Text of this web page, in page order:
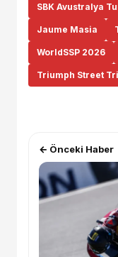
SBK Avustralya
Jaume Masia
WorldSSP 2026
Triumph Street
← Önceki Haber